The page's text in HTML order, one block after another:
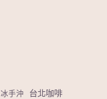
冰手沖 台北咖啡